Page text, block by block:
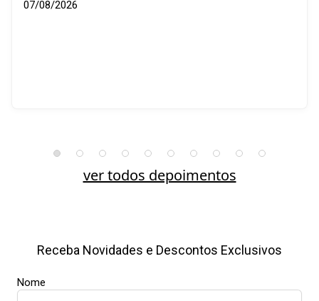
07/08/2026
ver todos depoimentos
Receba Novidades e Descontos Exclusivos
Nome